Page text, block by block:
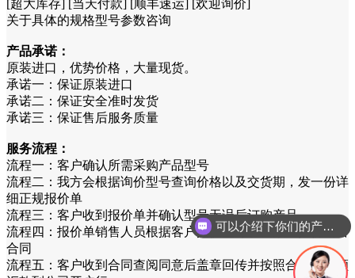
[超大库存] [当天付款] [顺丰速运] [欢迎询价]
关于具体的规格型号参数咨询
产品承诺：
原装进口，优势价格，大量现货。
承诺一：保证原装进口
承诺二：保证安全准时发货
承诺三：保证售后服务质量
服务流程：
流程一：客户确认所需采购产品型号
流程二：我方会根据询价型号查询价格以及交货期，发一份详
细正规报价单
流程三：客户收到报价单并确认型号无误后订购产品
流程四：报价单销售人员根据客户提供型号以及数量拟份销售
合同
流程五：客户收到合同查阅同意后盖章回传并按照合同销售额
你们是怎么收费的呢